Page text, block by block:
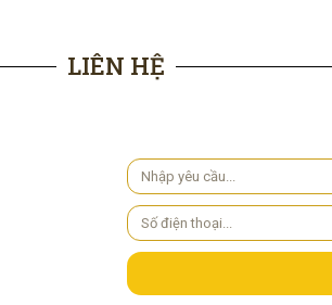
LIÊN HỆ
Yêu
cầu
Số
điện
thoại